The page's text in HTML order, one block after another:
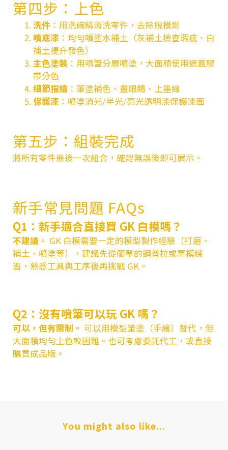
第四步：上色
洗件 ：用洗碗精清洗零件，去除脫模劑
噴底漆 ：均勻噴塗水補土（灰補土檢查瑕疵、白
補土提升發色）
主色塗裝 ：用噴筆分層噴塗，大面積使用遮蓋膠
帶分色
細節描繪 ：筆塗補色、畫眼睛、上墨線
保護漆 ：噴塗消光/半光/亮光透明漆保護漆面
第五步：組裝完成
將所有零件最後一次組合，確認無誤後即可展示。
新手常見問題 FAQs
Q1：新手適合直接買 GK 白模嗎？
不建議。 GK 白模需要一定的模型製作經驗（打磨、
補土、噴塗等），建議先從簡單的鋼普拉或軍模練
習，熟悉工具與工序後再挑戰 GK。
Q2：沒有噴筆可以玩 GK 嗎？
可以，但有限制。 可以用模型筆塗（手繪）替代，但
大面積均勻上色較困難。也可考慮委託代工，或直接
購買成品版。
You might also like...